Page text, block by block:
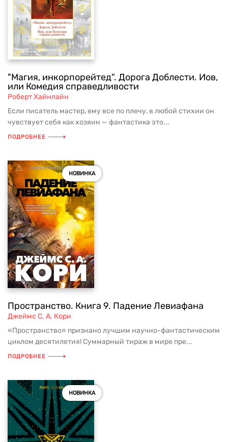
"Магия, инкорпорейтед". Дорога Доблести. Иов,
или Комедия справедливости
Роберт Хайнлайн
Если писатель мастер, ему все по плечу, в любой стихии он
чувствует себя как хозяин — фантастика это...
ПОДРОБНЕЕ
НОВИНКА
Пространство. Книга 9. Падение Левиафана
Джеймс С. А. Кори
«Пространство» признано лучшим научно-фантастическим
циклом десятилетия! Суммарный тираж в мире пре...
ПОДРОБНЕЕ
НОВИНКА